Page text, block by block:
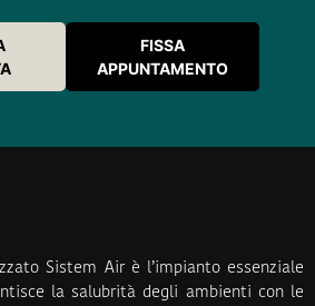
FISSA
APPUNTAMENTO
Sistem Air è l’impianto essenziale
la salubrità degli ambienti con le